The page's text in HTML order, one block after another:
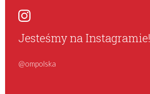
Jesteśmy na Instagramie!
@ompolska